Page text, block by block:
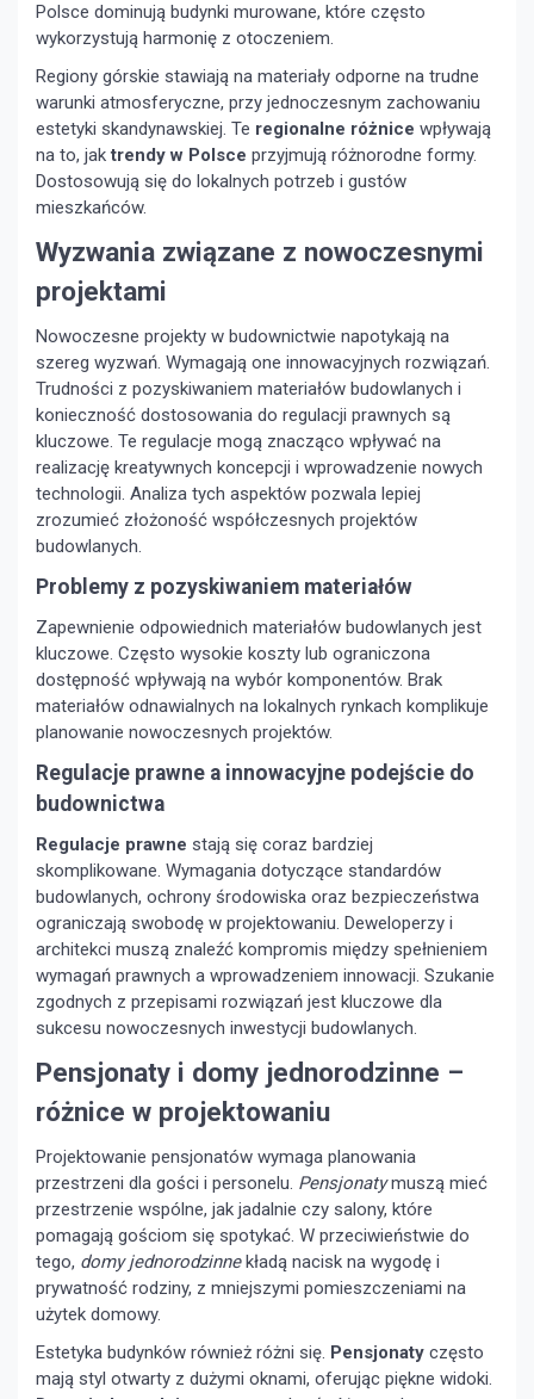
Polsce dominują budynki murowane, które często
wykorzystują harmonię z otoczeniem.
Regiony górskie stawiają na materiały odporne na trudne
warunki atmosferyczne, przy jednoczesnym zachowaniu
estetyki skandynawskiej. Te regionalne różnice wpływają
na to, jaktrendy w Polsce przyjmują różnorodne formy.
Dostosowują się do lokalnych potrzeb i gustów
mieszkańców.
Wyzwania związane z nowoczesnymi
projektami
Nowoczesne projekty w budownictwie napotykają na
szereg wyzwań. Wymagają one innowacyjnych rozwiązań.
Trudności z pozyskiwaniem materiałów budowlanych i
konieczność dostosowania do regulacji prawnych są
kluczowe. Te regulacje mogą znacząco wpływać na
realizację kreatywnych koncepcji i wprowadzenie nowych
technologii. Analiza tych aspektów pozwala lepiej
zrozumieć złożoność współczesnych projektów
budowlanych.
Problemy z pozyskiwaniem materiałów
Zapewnienie odpowiednich materiałów budowlanych jest
kluczowe. Często wysokie koszty lub ograniczona
dostępność wpływają na wybór komponentów. Brak
materiałów odnawialnych na lokalnych rynkach komplikuje
planowanie nowoczesnych projektów.
Regulacje prawne a innowacyjne podejście do
budownictwa
Regulacje prawne stają się coraz bardziej
skomplikowane. Wymagania dotyczące standardów
budowlanych, ochrony środowiska oraz bezpieczeństwa
ograniczają swobodę w projektowaniu. Deweloperzy i
architekci muszą znaleźć kompromis między spełnieniem
wymagań prawnych a wprowadzeniem innowacji. Szukanie
zgodnych z przepisami rozwiązań jest kluczowe dla
sukcesu nowoczesnych inwestycji budowlanych.
Pensjonaty i domy jednorodzinne –
różnice w projektowaniu
Projektowanie pensjonatów wymaga planowania
przestrzeni dla gości i personelu. Pensjonatymuszą mieć
przestrzenie wspólne, jak jadalnie czy salony, które
pomagają gościom się spotykać. W przeciwieństwie do
tego, domy jednorodzinnekładą nacisk na wygodę i
prywatność rodziny, z mniejszymi pomieszczeniami na
użytek domowy.
Estetyka budynków również różni się. Pensjonaty często
mają styl otwarty z dużymi oknami, oferując piękne widoki.